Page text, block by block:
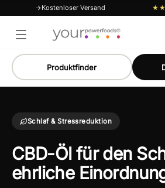
Kostenloser Versand
Produktfinder
Schlaf & Stressreduktion
CBD-Öl für den
ehrliche